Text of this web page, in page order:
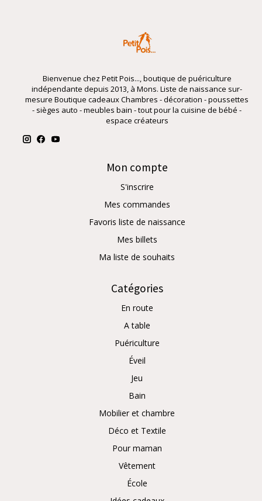
Bienvenue chez Petit Pois..., boutique de puériculture
indépendante depuis 2013, à Mons. Liste de naissance sur-
mesure Boutique cadeaux Chambres - décoration - poussettes
- sièges auto - meubles bain - tout pour la cuisine de bébé -
espace créateurs
Mon compte
S'inscrire
Mes commandes
Favoris liste de naissance
Mes billets
Ma liste de souhaits
Catégories
En route
A table
Puériculture
Éveil
Jeu
Bain
Mobilier et chambre
Déco et Textile
Pour maman
Vêtement
École